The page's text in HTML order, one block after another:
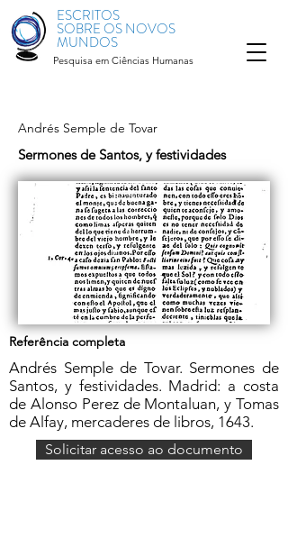
ESCRITOS
SOBRE OS NOVOS
MUNDOS
Pesquisa em Ciências Humanas
Andrés Semple de Tovar
Sermones de Santos, y festividades
Referência completa
Andrés Semple de Tovar. Sermones de
Santos, y festividades. Madrid: a costa
de Alonso Perez de Montaluan, y Tomas
de Alfay, mercaderes de libros, 1643.
Solicitar acesso ao documento